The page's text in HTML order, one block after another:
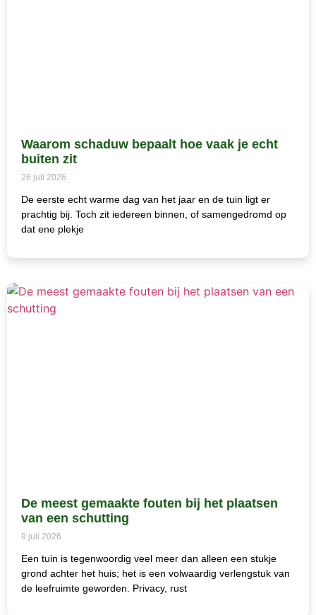
Waarom schaduw bepaalt hoe vaak je echt
buiten zit
26 juli 2026
De eerste echt warme dag van het jaar en de tuin ligt er
prachtig bij. Toch zit iedereen binnen, of samengedromd op
dat ene plekje
De meest gemaakte fouten bij het plaatsen
van een schutting
8 juli 2026
Een tuin is tegenwoordig veel meer dan alleen een stukje
grond achter het huis; het is een volwaardig verlengstuk van
de leefruimte geworden. Privacy, rust